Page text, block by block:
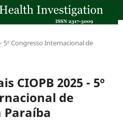
5º Congresso Internacional de
CIOPB 2025 - 5º
de